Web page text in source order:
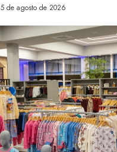
5 de agosto de 2026